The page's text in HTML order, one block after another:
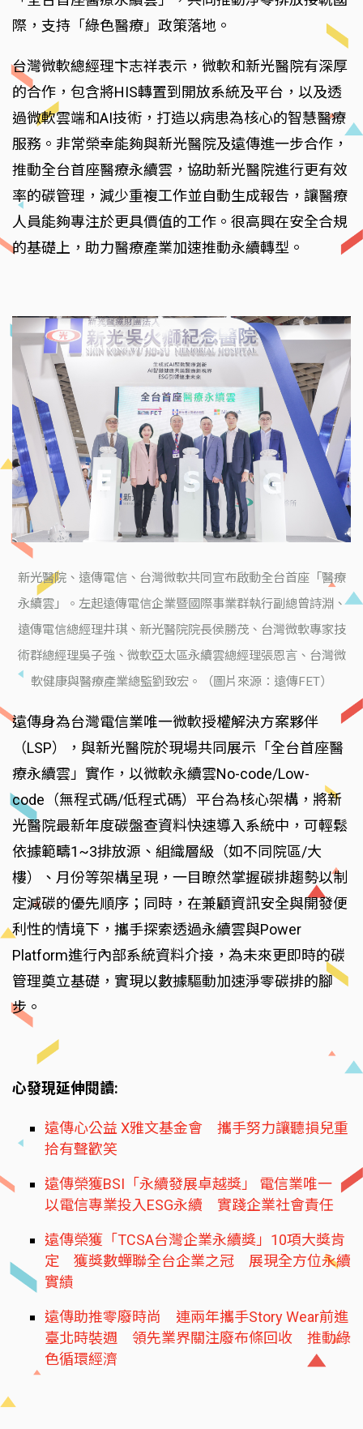
際，支持「綠色醫療」政策落地。
台灣微軟總經理卞志祥表示，微軟和新光醫院有深厚
的合作，包含將HIS轉置到開放系統及平台，以及透
過微軟雲端和AI技術，打造以病患為核心的智慧醫療
服務。非常榮幸能夠與新光醫院及遠傳進一步合作，
推動全台首座醫療永續雲，協助新光醫院進行更有效
率的碳管理，減少重複工作並自動生成報告，讓醫療
人員能夠專注於更具價值的工作。很高興在安全合規
的基礎上，助力醫療產業加速推動永續轉型。
新光醫院、遠傳電信、台灣微軟共同宣布啟動全台首座「醫療
永續雲」。左起遠傳電信企業暨國際事業群執行副總曾詩淵、
遠傳電信總經理井琪、新光醫院院長侯勝茂、台灣微軟專家技
術群總經理吳子強、微軟亞太區永續雲總經理張恩言、台灣微
軟健康與醫療產業總監劉致宏。（圖片來源：遠傳FET）
遠傳身為台灣電信業唯一微軟授權解決方案夥伴
（LSP），與新光醫院於現場共同展示「全台首座醫
療永續雲」實作，以微軟永續雲No-code/Low-
code（無程式碼/低程式碼）平台為核心架構，將新
光醫院最新年度碳盤查資料快速導入系統中，可輕鬆
依據範疇1~3排放源、組織層級（如不同院區/大
樓）、月份等架構呈現，一目瞭然掌握碳排趨勢以制
定減碳的優先順序；同時，在兼顧資訊安全與開發便
利性的情境下，攜手探索透過永續雲與Power
Platform進行內部系統資料介接，為未來更即時的碳
管理奠立基礎，實現以數據驅動加速淨零碳排的腳
步。
心發現延伸閱讀:
遠傳心公益 X雅文基金會 攜手努力讓聽損兒重
拾有聲歡笑
遠傳榮獲BSI「永續發展卓越獎」 電信業唯一
以電信專業投入ESG永續 實踐企業社會責任
遠傳榮獲「TCSA台灣企業永續獎」10項大獎肯
定 獲獎數蟬聯全台企業之冠 展現全方位永續
實績
遠傳助推零廢時尚 連兩年攜手Story Wear前進
臺北時裝週 領先業界關注廢布條回收 推動綠
色循環經濟